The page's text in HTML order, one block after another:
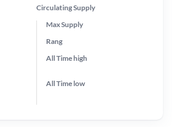
Circulating Supply
Max Supply
Rang
All Timehigh
All Time low